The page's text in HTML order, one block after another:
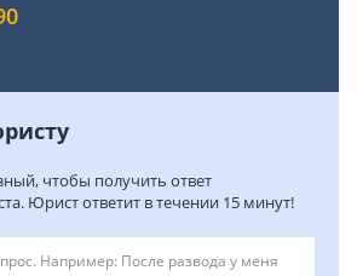
чтобы получить ответ
Юрист ответит в течении 15 минут!